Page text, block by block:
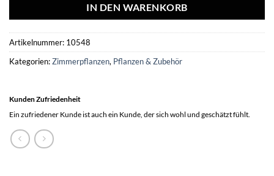
IN DEN WARENKORB
Artikelnummer: 10548
Kategorien:Zimmerpflanzen, Pflanzen & Zubehör
Kunden Zufriedenheit
Ein zufriedener Kunde ist auch ein Kunde, der sich wohl und geschätzt fühlt.